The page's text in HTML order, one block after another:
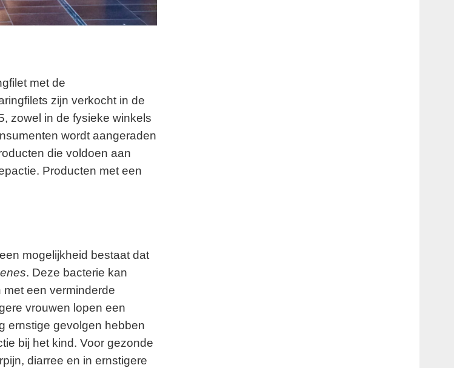
met de
zijn verkocht in de
zowel in de fysieke winkels
wordt aangeraden
die voldoen aan
Producten met een
mogelijkheid bestaat dat
. Deze bacterie kan
een verminderde
vrouwen lopen een
ernstige gevolgen hebben
bij het kind. Voor gezonde
diarree en in ernstigere